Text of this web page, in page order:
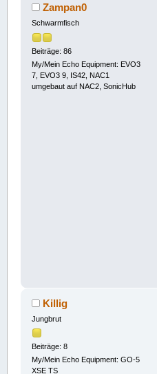
Zampan0
Schwarmfisch
Beiträge: 86
My/Mein Echo Equipment: EVO3
7, EVO3 9, IS42, NAC1
umgebaut auf NAC2, SonicHub
Killig
Jungbrut
Beiträge: 8
My/Mein Echo Equipment: GO-5
XSE TS